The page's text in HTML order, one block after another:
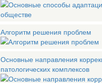
Алгоритм решения проблем
Основные направления
патологических комплексов